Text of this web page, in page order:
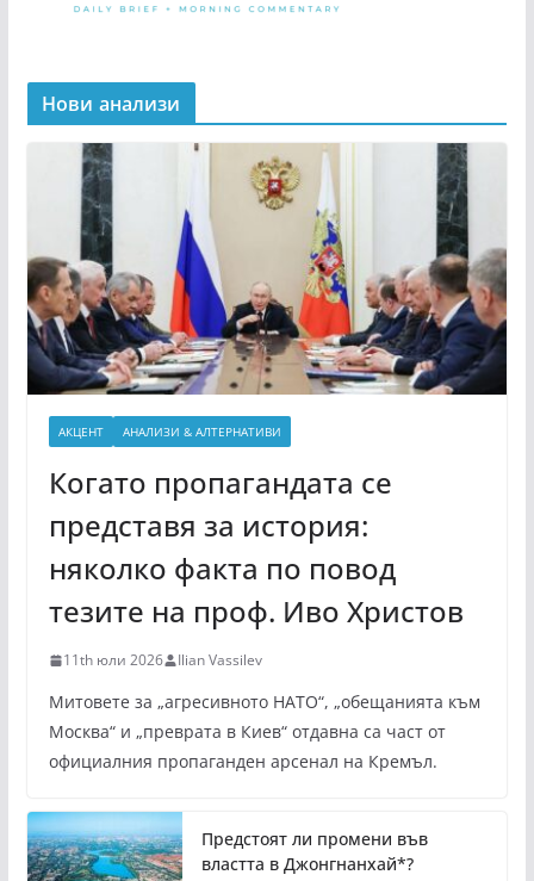
Нови анализи
АКЦЕНТ АНАЛИЗИ & АЛТЕРНАТИВИ
Когато пропагандата се
представя за история:
няколко факта по повод
тезите на проф. Иво Христов
11th юли 2026 Ilian Vassilev
Митовете за „агресивното НАТО“, „обещанията към
Москва“ и „преврата в Киев“ отдавна са част от
официалния пропаганден арсенал на Кремъл.
Предстоят ли промени във
властта в Джонгнанхай*?